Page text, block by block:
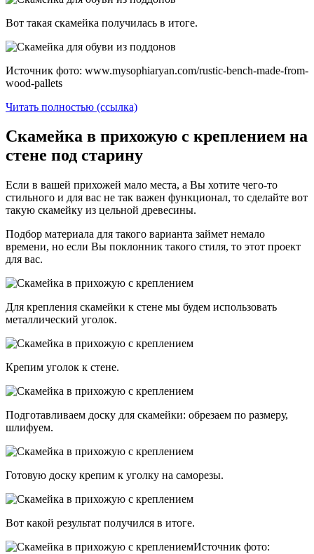
Вот такая скамейка получилась в итоге.
Источник фото: www.mysophiaryan.com/rustic-bench-made-from-
wood-pallets
Читать полностью (ссылка)
Скамейка в прихожую с креплением на
стене под старину
Если в вашей прихожей мало места, а Вы хотите чего-то
стильного и для вас не так важен функционал, то сделайте вот
такую скамейку из цельной древесины.
Подбор материала для такого варианта займет немало
времени, но если Вы поклонник такого стиля, то этот проект
для вас.
Для крепления скамейки к стене мы будем использовать
металлический уголок.
Крепим уголок к стене.
Подготавливаем доску для скамейки: обрезаем по размеру,
шлифуем.
Готовую доску крепим к уголку на саморезы.
Вот какой результат получился в итоге.
Источник фото: